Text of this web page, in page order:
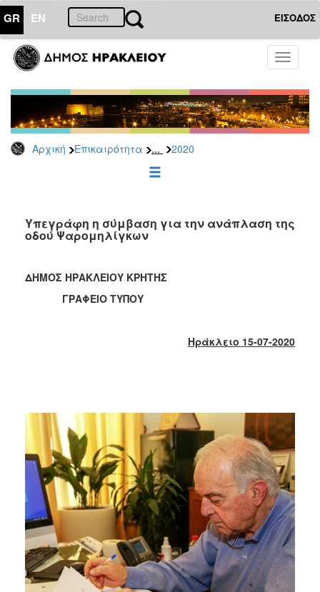
GR EN ΕΙΣΟΔΟΣ
Toggle
Αρχική Επικαιρότητα ... 2020
ΕΠΙΚΑΙΡΟΤΗΤΑ
Τύπου
Αρχείο
2026
2025
2022
2021
2019
2018
2012
2011
2010
2006
ΔΗΜΟΤΗΣ
ΕΠΙΣΚΕΠΤΗΣ
Υπεγράφη η σύμβαση για την ανάπλαση της
οδού Ψαρομηλίγκων
ΔΗΜΟΣ ΗΡΑΚΛΕΙΟΥ ΚΡΗΤΗΣ
ΓΡΑΦΕΙΟ ΤΥΠΟΥ
Ηράκλειο 15-07-2020